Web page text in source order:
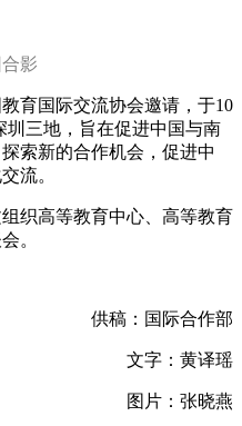
影
育国际交流协会邀请，于10
圳三地，旨在促进中国与南
索新的合作机会，促进中
流。
织高等教育中心、高等教育
。
供稿：国际合作部
文字：黄译瑶
图片：张晓燕